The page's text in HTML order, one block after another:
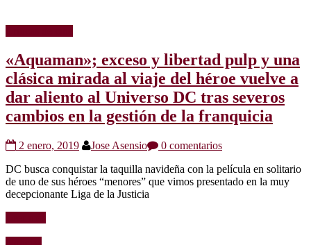
«Aquaman»; exceso y libertad pulp y una
clásica mirada al viaje del héroe vuelve a
dar aliento al Universo DC tras severos
cambios en la gestión de la franquicia
2 enero, 2019 Jose Asensio
0 comentarios
DC busca conquistar la taquilla navideña con la película en solitario
de uno de sus héroes “menores” que vimos presentado en la muy
decepcionante Liga de la Justicia